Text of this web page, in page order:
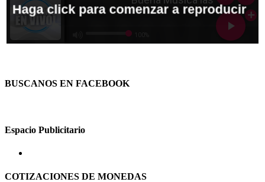
BUSCANOS EN FACEBOOK
Espacio Publicitario
COTIZACIONES DE MONEDAS